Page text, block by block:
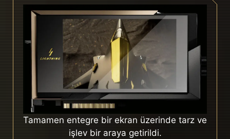
Tamamen entegre bir ekran üzerinde tarz ve
işlev bir araya getirildi.